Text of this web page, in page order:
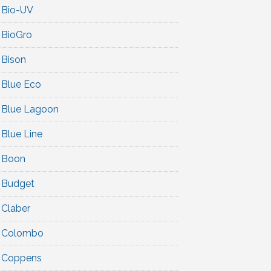
Bio-UV
BioGro
Bison
Blue Eco
Blue Lagoon
Blue Line
Boon
Budget
Claber
Colombo
Coppens